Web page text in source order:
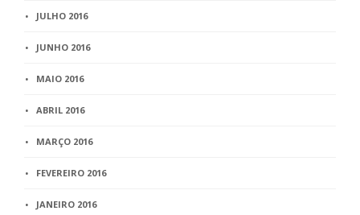
JULHO 2016
JUNHO 2016
MAIO 2016
ABRIL 2016
MARÇO 2016
FEVEREIRO 2016
JANEIRO 2016